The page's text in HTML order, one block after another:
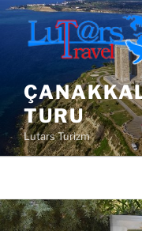
İçeriğe
geç
TURU
Lutars Turizm